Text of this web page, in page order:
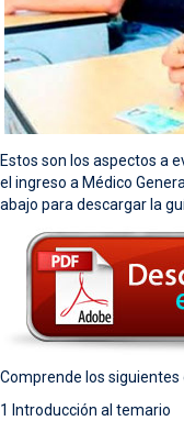
Estos son los aspectos a
el ingreso a Médico
abajo para descargar la
Comprende los siguientes
1 Introducción al temario